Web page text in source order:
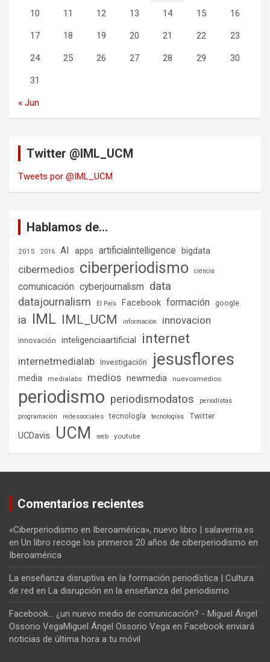
10 11 12 13 14 15 16
17 18 19 20 21 22 23
24 25 26 27 28 29 30
31
« Jun
Twitter @IML_UCM
Tweets por @IML_UCM
Hablamos de…
2015 2016 AI apps artificialintelligence bigdata
cibermedios ciberperiodismo ciencia
comunicación cyberjournalism data
datajournalism El País Facebook formación google
ia IML IML_UCM información innovacion
innovación inteligenciaartificial internet
internetmedialab Investigación jesusflores
media medialabs medios newmedia nuevosmedios
periodismo periodismodatos
periodistas
programación
redessociales tecnología tecnologías Twitter
UCDavis UCM web youtube
Comentarios recientes
«Ciberperiodismo en Iberoamérica», nuevo libro | salaverria.es
en Un libro recoge los primeros 20 años de ciberperiodismo en
Iberoamérica
La enseñanza disruptiva en la formación periodística | Cultura
de red en La disrupción en la enseñanza del periodismo
Facebook... ¿un nuevo medio de comunicación? - Miguel Ángel
Ossorio VegaMiguel Ángel Ossorio Vega en Facebook enviará
noticias de última hora a tu móvil